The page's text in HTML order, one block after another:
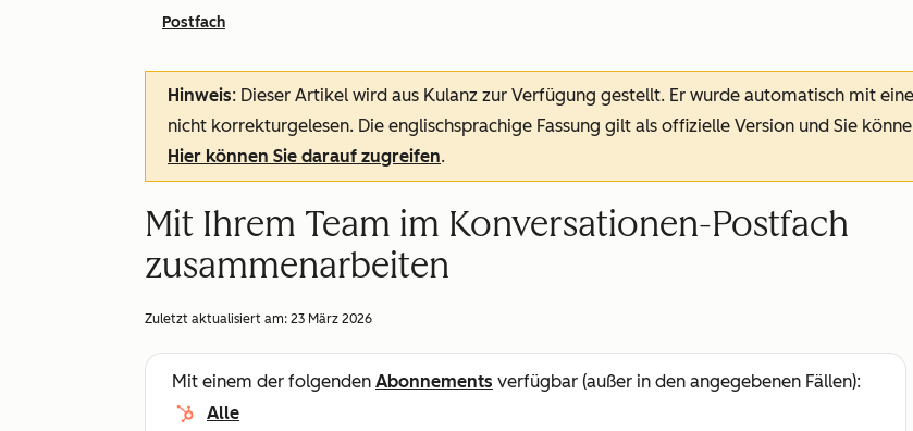
Postfach
Hinweis: Dieser Artikel wird aus Kulanz zur Verfügung gestellt. Er wurde automatisch mit
nicht korrekturgelesen. Die englischsprachige Fassung gilt als offizielle Version und Sie
Hier können Sie darauf zugreifen.
Mit Ihrem Team im Konversationen-Postfach
zusammenarbeiten
Zuletzt aktualisiert am: 23 März 2026
Mit einem der folgenden Abonnements verfügbar (außer in den angegebenen Fällen):
Alle